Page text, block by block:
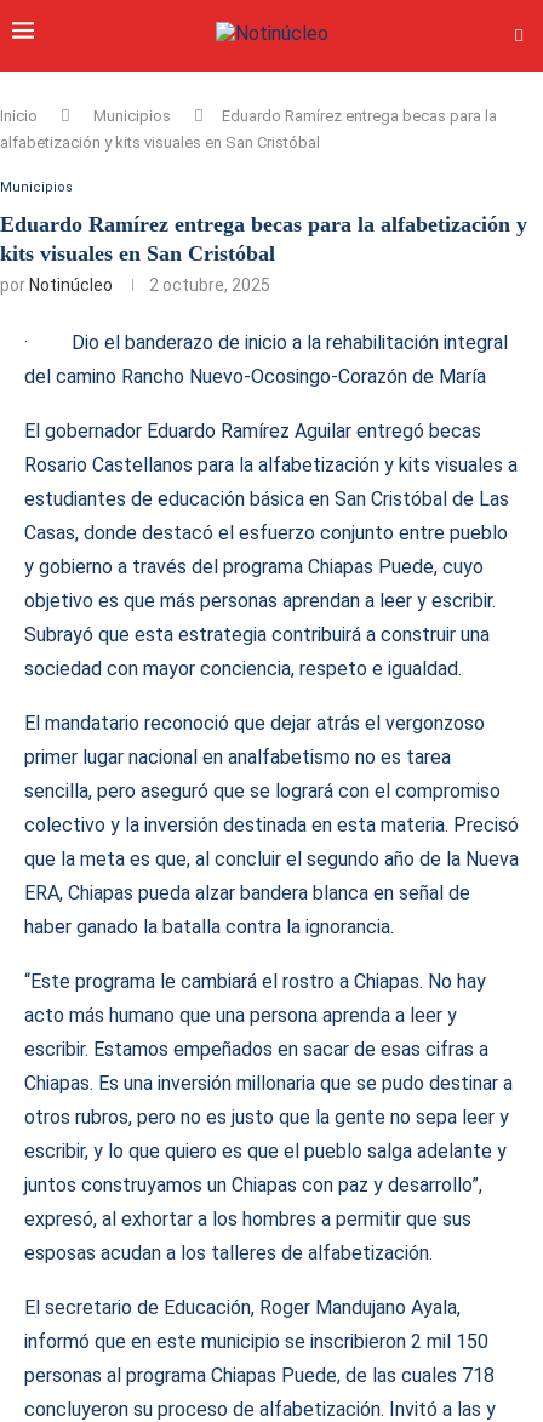
Inicio Municipios
Eduardo Ramírez entrega becas para la
alfabetización y kits visuales en San Cristóbal
Municipios
Eduardo Ramírez entrega becas para la alfabetización y
kits visuales en San Cristóbal
por Notinúcleo 2 octubre, 2025
· Dio el banderazo de inicio a la rehabilitación integral
del camino Rancho Nuevo-Ocosingo-Corazón de María
El gobernador Eduardo Ramírez Aguilar entregó becas
Rosario Castellanos para la alfabetización y kits visuales a
estudiantes de educación básica en San Cristóbal de Las
Casas, donde destacó el esfuerzo conjunto entre pueblo
y gobierno a través del programa Chiapas Puede, cuyo
objetivo es que más personas aprendan a leer y escribir.
Subrayó que esta estrategia contribuirá a construir una
sociedad con mayor conciencia, respeto e igualdad.
El mandatario reconoció que dejar atrás el vergonzoso
primer lugar nacional en analfabetismo no es tarea
sencilla, pero aseguró que se logrará con el compromiso
colectivo y la inversión destinada en esta materia. Precisó
que la meta es que, al concluir el segundo año de la Nueva
ERA, Chiapas pueda alzar bandera blanca en señal de
haber ganado la batalla contra la ignorancia.
“Este programa le cambiará el rostro a Chiapas. No hay
acto más humano que una persona aprenda a leer y
escribir. Estamos empeñados en sacar de esas cifras a
Chiapas. Es una inversión millonaria que se pudo destinar a
otros rubros, pero no es justo que la gente no sepa leer y
escribir, y lo que quiero es que el pueblo salga adelante y
juntos construyamos un Chiapas con paz y desarrollo”,
expresó, al exhortar a los hombres a permitir que sus
esposas acudan a los talleres de alfabetización.
El secretario de Educación, Roger Mandujano Ayala,
informó que en este municipio se inscribieron 2 mil 150
personas al programa Chiapas Puede, de las cuales 718
concluyeron su proceso de alfabetización. Invitó a las y